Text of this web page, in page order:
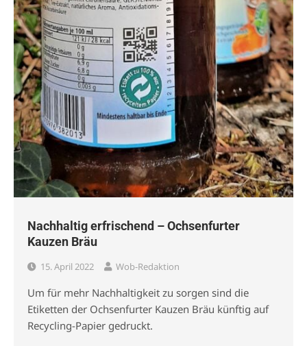
Nachhaltig erfrischend – Ochsenfurter
Kauzen Bräu
15. April 2022 Wob-Redaktion
Um für mehr Nachhaltigkeit zu sorgen sind die
Etiketten der Ochsenfurter Kauzen Bräu künftig auf
Recycling-Papier gedruckt.